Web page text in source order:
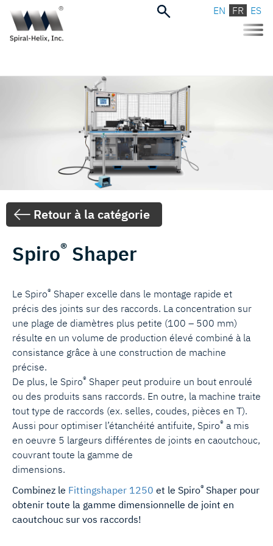
Toggle
EN FR ES
Retour à la catégorie
Spiro® Shaper
Le Spiro® Shaper excelle dans le montage rapide et
précis des joints sur des raccords. La concentration sur
une plage de diamètres plus petite (100 – 500 mm)
résulte en un volume de production élevé combiné à la
consistance grâce à une construction de machine
précise.
De plus, le Spiro® Shaper peut produire un bout enroulé
ou des produits sans raccords. En outre, la machine traite
tout type de raccords (ex. selles, coudes, pièces en T).
Aussi pour optimiser l’étanchéité antifuite, Spiro® a mis
en oeuvre 5 largeurs différentes de joints en caoutchouc,
couvrant toute la gamme de
dimensions.
Combinez le Fittingshaper 1250 et le Spiro® Shaper pour
obtenir toute la gamme dimensionnelle de joint en
caoutchouc sur vos raccords!